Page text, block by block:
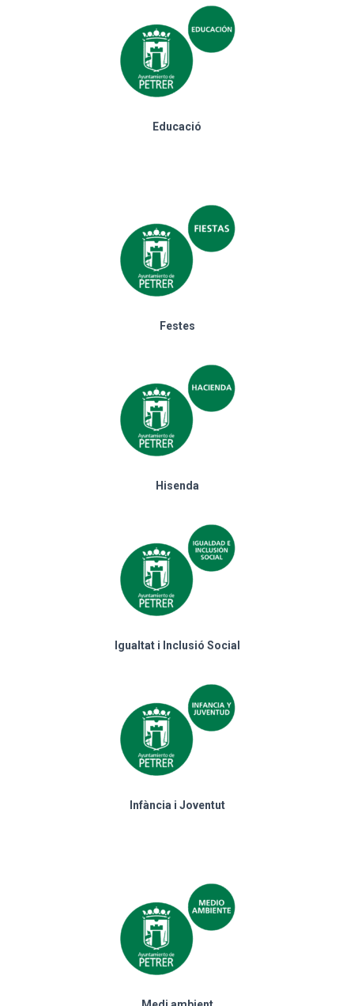
Educació
Festes
Hisenda
Igualtat i Inclusió Social
Infància i Joventut